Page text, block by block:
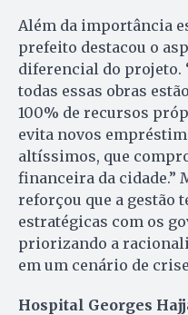
Além da importância
prefeito destacou o
diferencial do projeto.
todas essas obras
100% de recursos
evita novos
altíssimos, que
financeira da cidade.”
reforçou que a gestão
estratégicas com os
priorizando a
em um cenário de
Hospital Georges